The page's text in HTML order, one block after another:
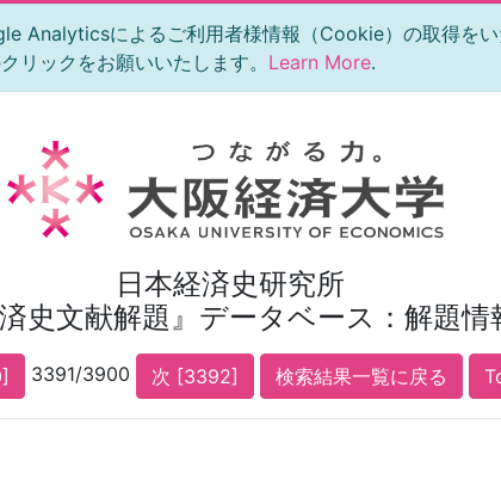
Analyticsによるご利用者様情報（Cookie）の取得をい
リックをお願いいたします。 Learn More.
日本経済史研究所
済史文献解題』データベース：解題情
3391/3900 次 [3392] 検索結果一覧に戻る